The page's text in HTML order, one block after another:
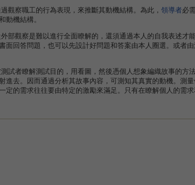
觀察職工的行為表現，來推斷其動機結構。為此， 領導者必
動機結構。
部觀察是難以進行全面瞭解的，還須通過本人的自我表述
面回答問題，也可以先設計好問題和答案由本人圈選。或者
試者瞭解測試目的，用看圖，然後憑個人想象編織故事的
進去。因而通過分析其故事內容，可測知其真實的動機。測
定的需求往往要由特定的激勵來滿足。只有在瞭解個人的需